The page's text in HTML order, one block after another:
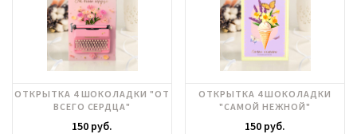
ОТКРЫТКА 4 ШОКОЛАДКИ "ОТ
ВСЕГО СЕРДЦА"
150 руб.
ОТКРЫТКА 4 ШОКОЛАДКИ
"САМОЙ НЕЖНОЙ"
150 руб.